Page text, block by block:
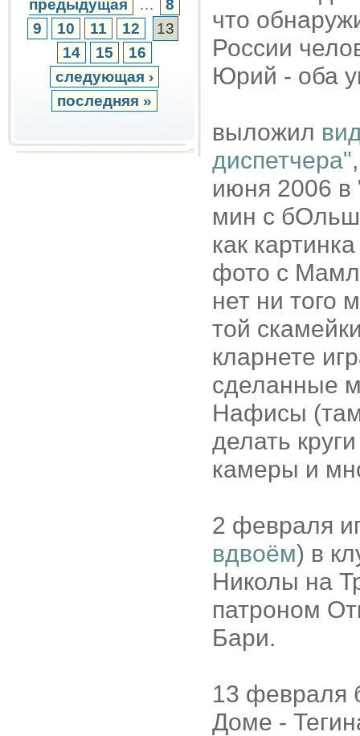
предыдущая …
8
9
10 11 12
13
14
15
16
следующая ›
последняя »
что
России
Юрий - оба
выложил
диспетчера"
июня 2006 в
мин с
как
фото с
нет ни того
той
кларнете
сделанные
Нафисы (там
делать
камеры и
2 февраля
вдвоём) в
Николы на
патроном
Бари.
13 февраля
Доме -